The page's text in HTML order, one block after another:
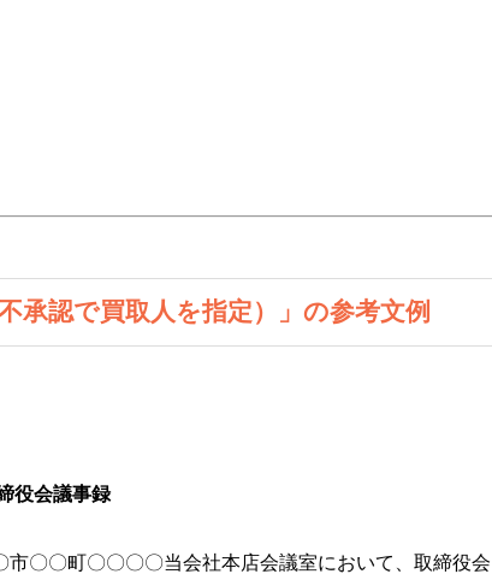
承認で買取人を指定）」の参考文例
役会議事録
〇〇町〇〇〇〇当会社本店会議室において、取締役会